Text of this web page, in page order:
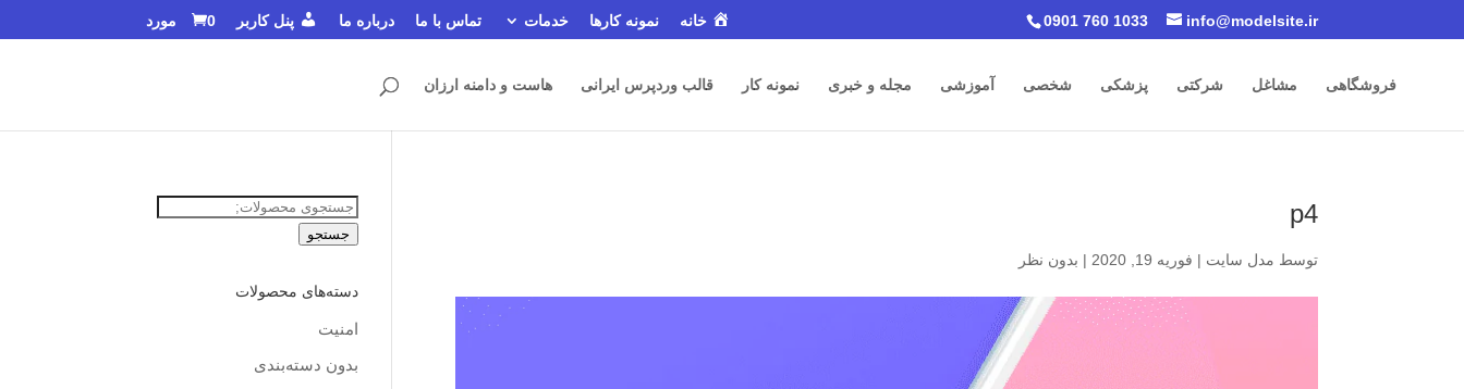
0901 760 1033 info@modelsite.ir خانه نمونه کارها خدمات تماس با ما درباره ما پنل کاربر 0 مورد
فروشگاهی مشاغل شرکتی پزشکی شخصی آموزشی مجله و خبری نمونه کار قالب وردپرس ایرانی هاست و دامنه ارزان
p4
توسط مدل سایت | فوریه 19, 2020 | بدون نظر
جستجو
برای:
جستجو
دسته‌های محصولات
امنیت
بدون دسته‌بندی